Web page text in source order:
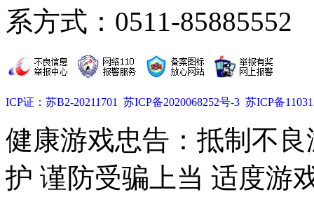
系方式：0511-85885552
ICP证：苏B2-20211701 苏ICP备2020068252号-3 苏ICP备
健康游戏忠告：抵制不
护 谨防受骗上当 适度游